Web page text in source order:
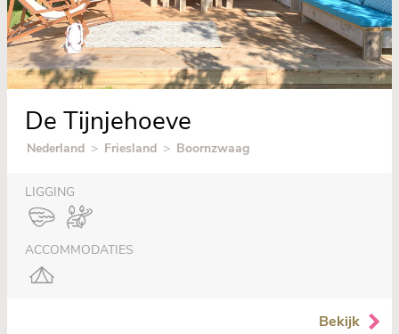
De Tijnjehoeve
Nederland > Friesland > Boornzwaag
LIGGING
ACCOMMODATIES
Bekijk